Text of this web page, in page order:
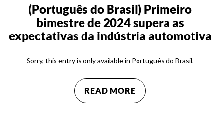
(Português do Brasil) Primeiro
bimestre de 2024 supera as
expectativas da indústria automotiva
Sorry, this entry is only available in Português do Brasil.
READ MORE